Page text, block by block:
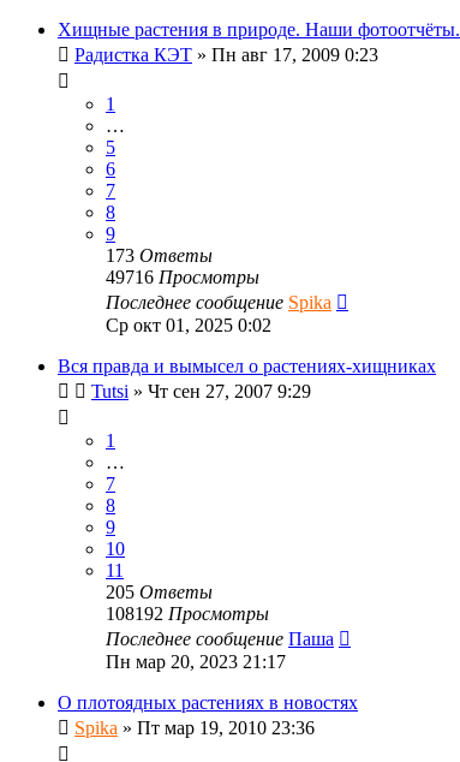
Хищные растения в природе. Наши фотоотчёты.
Радистка КЭТ » Пн авг 17, 2009 0:23
1
…
5
6
7
8
9
173 Ответы
49716 Просмотры
Последнее сообщение Spika
Ср окт 01, 2025 0:02
Вся правда и вымысел о растениях-хищниках
Tutsi » Чт сен 27, 2007 9:29
1
…
7
8
9
10
11
205 Ответы
108192 Просмотры
Последнее сообщение Паша
Пн мар 20, 2023 21:17
О плотоядных растениях в новостях
Spika » Пт мар 19, 2010 23:36